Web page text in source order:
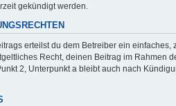
gekündigt werden.
erteilst du dem Betreiber ein einfaches,
Recht, deinen Beitrag im Rahmen
2, Unterpunkt a bleibt auch nach